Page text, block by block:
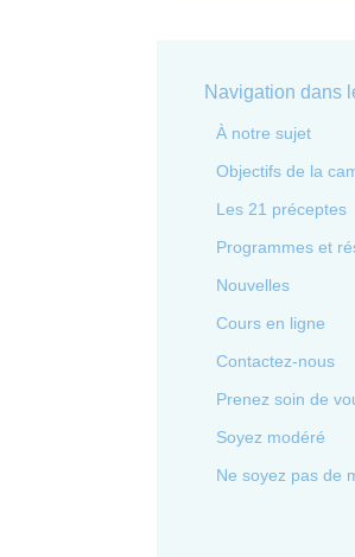
Navigation dans
À notre sujet
Objectifs de la
Les 21 préceptes
Programmes et
Nouvelles
Cours en ligne
Contactez-nous
Prenez soin de
Soyez modéré
Ne soyez pas de